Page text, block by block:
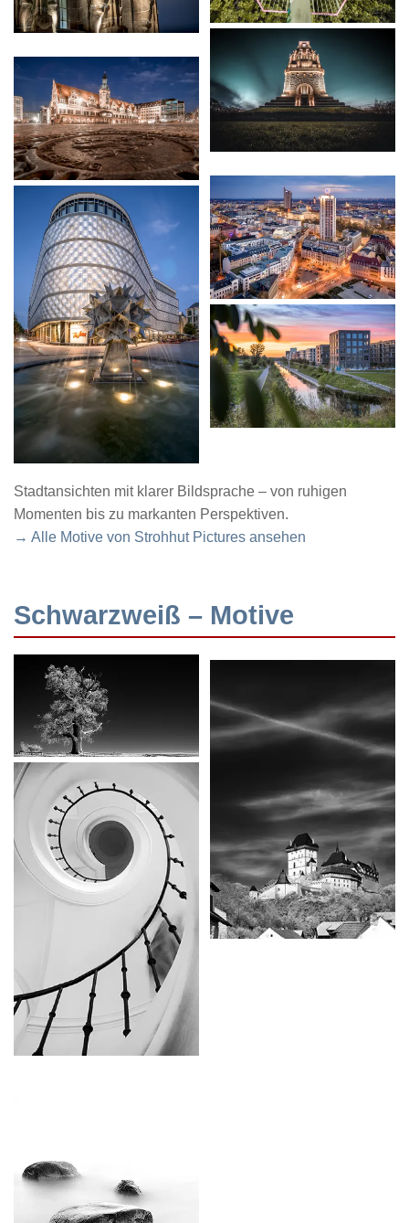
Stadtansichten mit klarer Bildsprache – von ruhigen
Momenten bis zu markanten Perspektiven.
→ Alle Motive von Strohhut Pictures ansehen
Schwarzweiß – Motive